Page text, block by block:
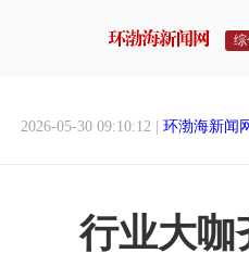
综
2026-05-30 09:10:12 | 环渤海新闻
行业大咖